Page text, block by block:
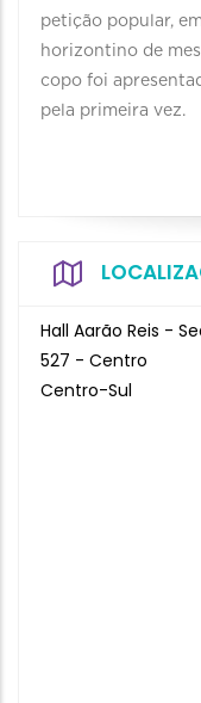
petição popular,
horizontino de
copo foi
pela primeira vez.
Hall Aarão Reis -
527 - Centro
Centro-Sul